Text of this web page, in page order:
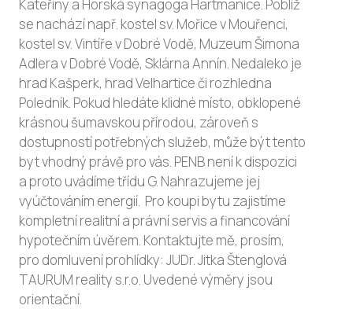
Kateřiny a Horská synagoga Hartmanice. Poblíž
se nachází např. kostel sv. Mořice v Mouřenci,
kostel sv. Vintíře v Dobré Vodě, Muzeum Šimona
Adlera v Dobré Vodě, Sklárna Annín. Nedaleko je
hrad Kašperk, hrad Velhartice či rozhledna
Poledník. Pokud hledáte klidné místo, obklopené
krásnou šumavskou přírodou, zároveň s
dostupností potřebných služeb, může být tento
byt vhodný právě pro vás. PENB není k dispozici
a proto uvádíme třídu G. Nahrazujeme jej
vyúčtováním energií. Pro koupi bytu zajistíme
kompletní realitní a právní servis a financování
hypotečním úvěrem. Kontaktujte mě, prosím,
pro domluvení prohlídky: JUDr. Jitka Štenglová
TAURUM reality s.r.o. Uvedené výměry jsou
orientační.